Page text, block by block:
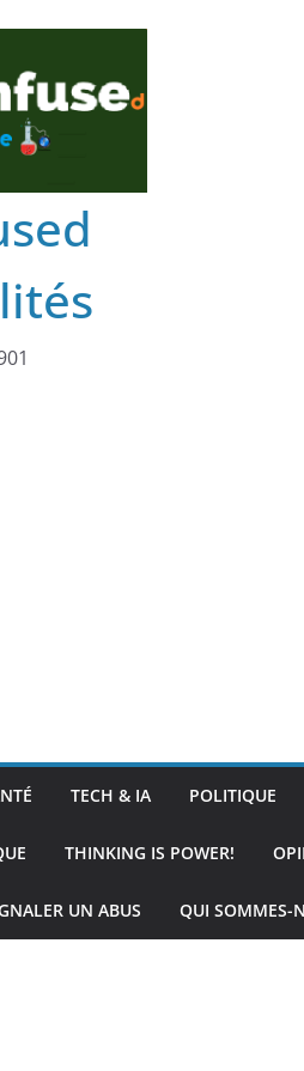
TECH & IA POLITIQUE
THINKING IS POWER!
UN ABUS QUI SOMMES-